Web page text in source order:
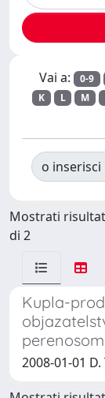
Vai a: 0-9
K
L M
o inserisci
Mostrati
di 2
Kupla-
2008-01-01 D.